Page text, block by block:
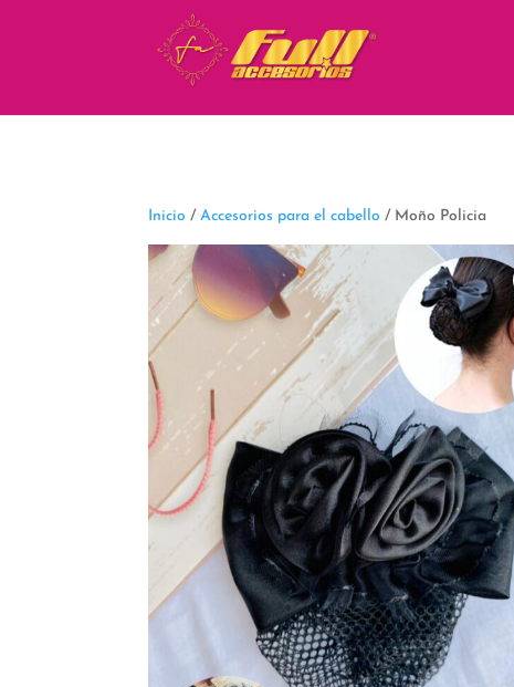
Inicio /Accesorios para el cabello / Moño Policia